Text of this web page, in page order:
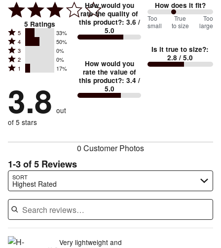
5 Ratings
Rated
5
stars
by
of
reviewers
5 33%
Rated
4
stars
by
of
reviewers
4 50%
Rated
3
stars
0%
of
reviewers
3 0%
Rated
2
by
0%
of
reviewers
2 0%
Rated
stars
by
17%
of
1 17%
3.8 out
of 5 stars
How would you
rate the quality of
this product?: 3.6 /
5.0
How would you
rate the value of
this product?: 3.4 /
5.0
How does it fit?
80%
between
small
and
Too
small
True
to size
Too
large
Is it true to size?:
2.8 / 5.0
0 Customer Photos
1-3 of 5 Reviews
SORT
Highest Rated
Search reviews…
Very lightweight and